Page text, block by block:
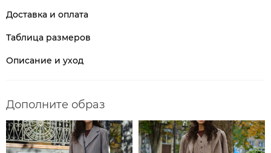
Доставка и оплата
Таблица размеров
Описание и уход
Дополните образ